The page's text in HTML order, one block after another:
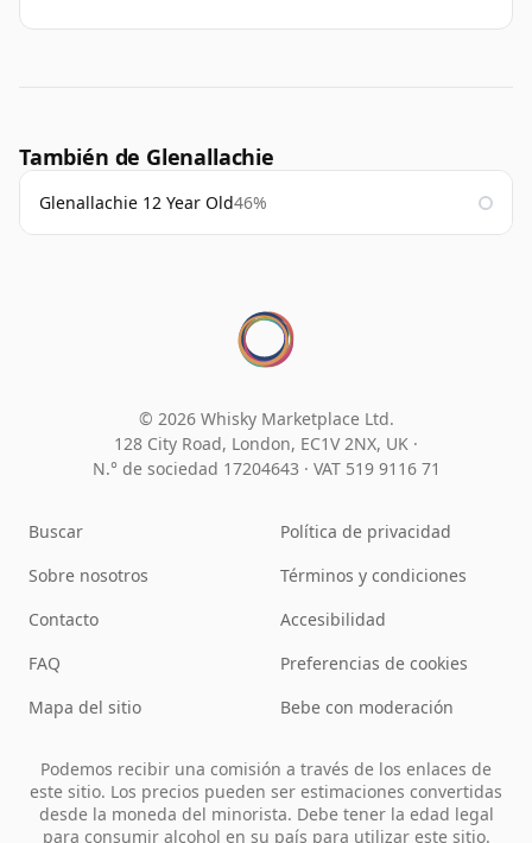
También de Glenallachie
Glenallachie 12 Year Old46%
© 2026 Whisky Marketplace Ltd.
128 City Road, London, EC1V 2NX, UK ·
N.° de sociedad 17204643 · VAT 519 9116 71
Buscar
Sobre nosotros
Contacto
FAQ
Mapa del sitio
Política de privacidad
Términos y condiciones
Accesibilidad
Preferencias de cookies
Bebe con moderación
Podemos recibir una comisión a través de los enlaces de
este sitio. Los precios pueden ser estimaciones convertidas
desde la moneda del minorista. Debe tener la edad legal
para consumir alcohol en su país para utilizar este sitio.